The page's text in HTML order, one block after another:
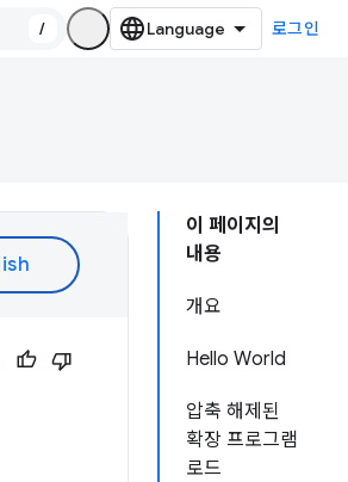
/ 로그인
이 페이지의
내용
개요
Hello World
압축 해제된
확장 프로그램
로드